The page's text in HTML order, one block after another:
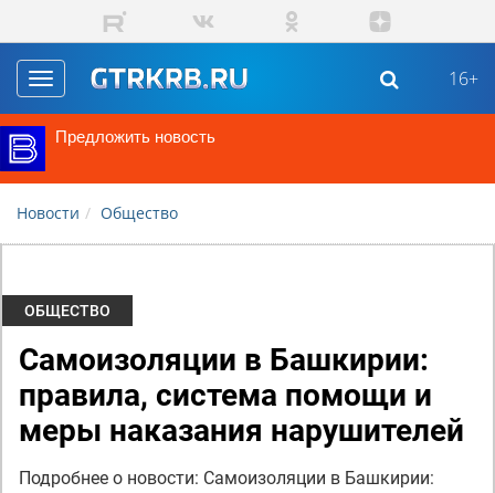
Перейти к основному содержанию
Toggle
navigation
16+
Предложить новость
Новости Общество
ОБЩЕСТВО
Самоизоляции в Башкирии:
правила, система помощи и
меры наказания нарушителей
Подробнее о новости: Самоизоляции в Башкирии: